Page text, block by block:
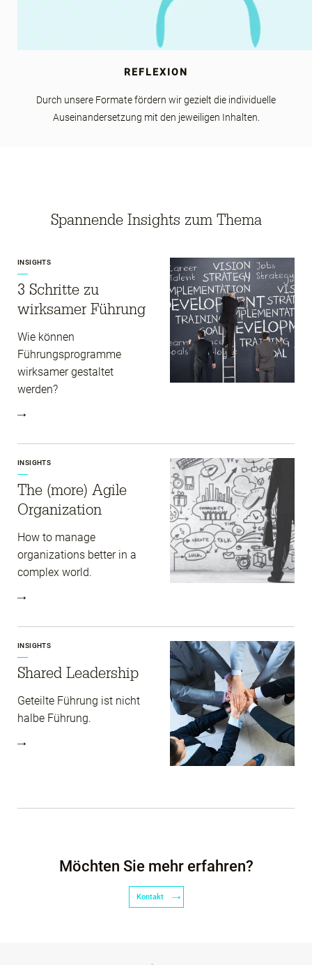
REFLEXION
Durch unsere Formate fördern wir gezielt die individuelle
Auseinandersetzung mit den jeweiligen Inhalten.
Spannende Insights zum Thema
INSIGHTS
3 Schritte zu
wirksamer Führung
Wie können
Führungsprogramme
wirksamer gestaltet
werden?
INSIGHTS
The (more) Agile
Organization
How to manage
organizations better in a
complex world.
INSIGHTS
Shared Leadership
Geteilte Führung ist nicht
halbe Führung.
Möchten Sie mehr erfahren?
Kontakt